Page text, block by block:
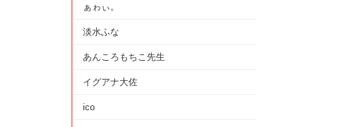
ぁゎぃ。
淡水ふな
あんころもちこ先生
イグアナ大佐
ico